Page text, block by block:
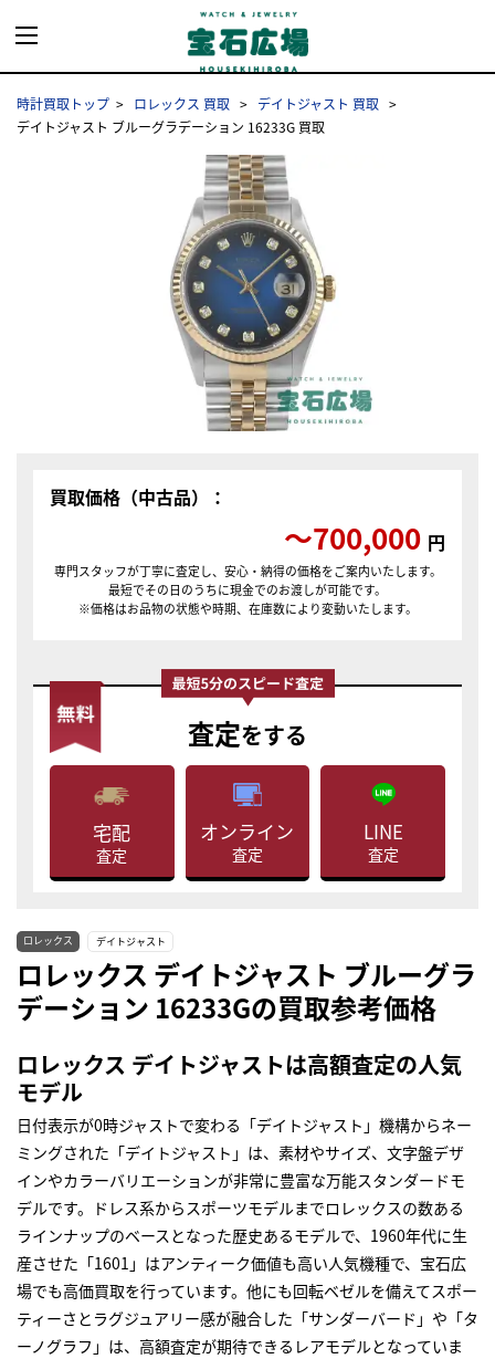
時計買取トップ ロレックス 買取
デイトジャスト 買取
デイトジャスト ブルーグラデーション 16233G 買取
買取価格（中古品）：
〜700,000 円
専門スタッフが丁寧に査定し、安心・納得の価格をご案内いたします。
最短でその日のうちに現金でのお渡しが可能です。
※価格はお品物の状態や時期、在庫数により変動いたします。
査定をする
宅配
査定
オンライン
査定
LINE
査定
ロレックス デイトジャスト
ロレックス デイトジャスト ブルーグラ
デーション 16233Gの買取参考価格
ロレックス デイトジャストは高額査定の人気
モデル
日付表示が0時ジャストで変わる「デイトジャスト」機構からネー
ミングされた「デイトジャスト」は、素材やサイズ、文字盤デザ
インやカラーバリエーションが非常に豊富な万能スタンダードモ
デルです。ドレス系からスポーツモデルまでロレックスの数ある
ラインナップのベースとなった歴史あるモデルで、1960年代に生
産させた「1601」はアンティーク価値も高い人気機種で、宝石広
場でも高価買取を行っています。他にも回転ベゼルを備えてスポー
ティーさとラグジュアリー感が融合した「サンダーバード」や「タ
ーノグラフ」は、高額査定が期待できるレアモデルとなっていま